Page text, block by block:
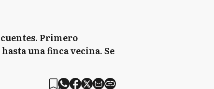
Primero
una finca vecina. Se